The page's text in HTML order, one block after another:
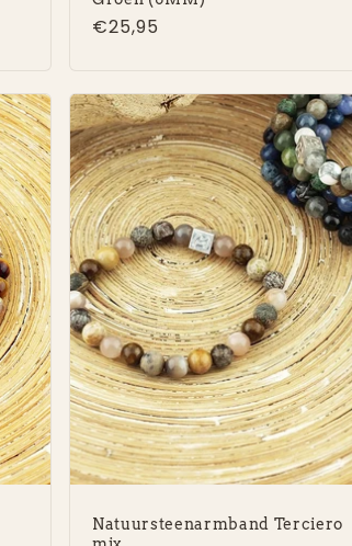
Normale
€25,95
Natuursteenarmband Terciero